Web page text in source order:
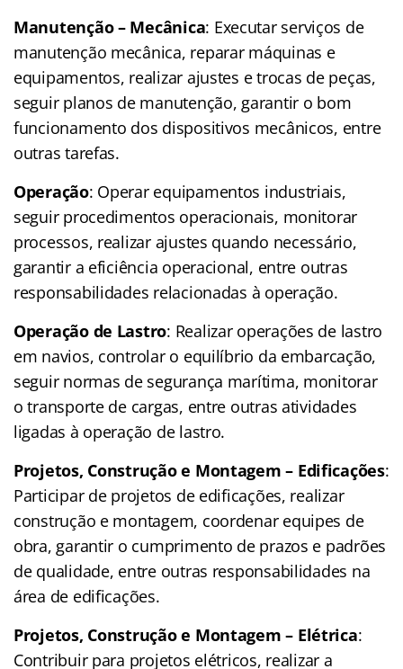
Manutenção – Mecânica: Executar serviços de
manutenção mecânica, reparar máquinas e
equipamentos, realizar ajustes e trocas de peças,
seguir planos de manutenção, garantir o bom
funcionamento dos dispositivos mecânicos, entre
outras tarefas.
Operação: Operar equipamentos industriais,
seguir procedimentos operacionais, monitorar
processos, realizar ajustes quando necessário,
garantir a eficiência operacional, entre outras
responsabilidades relacionadas à operação.
Operação de Lastro: Realizar operações de lastro
em navios, controlar o equilíbrio da embarcação,
seguir normas de segurança marítima, monitorar
o transporte de cargas, entre outras atividades
ligadas à operação de lastro.
Projetos, Construção e Montagem – Edificações:
Participar de projetos de edificações, realizar
construção e montagem, coordenar equipes de
obra, garantir o cumprimento de prazos e padrões
de qualidade, entre outras responsabilidades na
área de edificações.
Projetos, Construção e Montagem – Elétrica:
Contribuir para projetos elétricos, realizar a